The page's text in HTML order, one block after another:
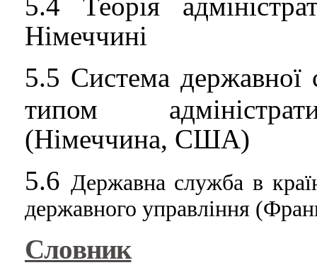
Німеччині
5.5 Система
типом
(Німеччина, США)
5.6 Державна служба в
державного управління
Словник